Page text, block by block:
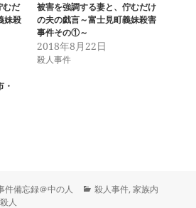
むだ
妹殺
被害を強調する妻と、佇むだけ
の夫の戯言～富士見町義妹殺害
事件その①～
2018年8月22日
殺人事件
件備忘録＠中の人
カ
殺人事件,家族内
殺人